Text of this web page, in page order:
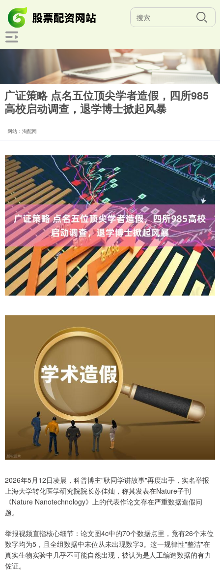
广证策略 点名五位顶尖学者造假，四所985
高校启动调查，退学博士掀起风暴
网站：淘配网
2026年5月12日凌晨，科普博主"耿同学讲故事"再度出手，实名举报
上海大学转化医学研究院院长苏佳灿，称其发表在Nature子刊
《Nature Nanotechnology》上的代表作论文存在严重数据造假问
题。
举报视频直指核心细节：论文图4c中的70个数据点里，竟有26个末位
数字均为5，且全组数据中末位从未出现数字3。这一规律性"整洁"在
真实生物实验中几乎不可能自然出现，被认为是人工编造数据的有力
佐证。